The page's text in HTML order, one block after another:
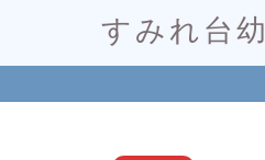
すみれ台